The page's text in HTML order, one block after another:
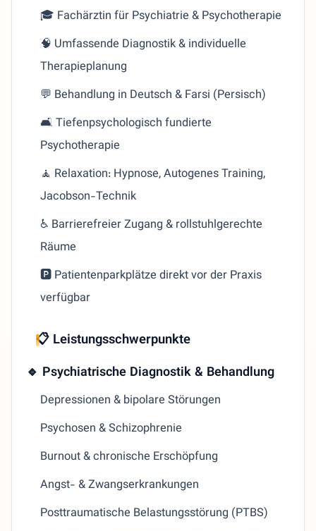
🎓 Fachärztin für Psychiatrie & Psychotherapie
🧠 Umfassende Diagnostik & individuelle
Therapieplanung
💬 Behandlung in Deutsch & Farsi (Persisch)
🛋️ Tiefenpsychologisch fundierte
Psychotherapie
🧘 Relaxation: Hypnose, Autogenes Training,
Jacobson-Technik
♿ Barrierefreier Zugang & rollstuhlgerechte
Räume
🅿️ Patientenparkplätze direkt vor der Praxis
verfügbar
📋 Leistungsschwerpunkte
🔹 Psychiatrische Diagnostik & Behandlung
Depressionen & bipolare Störungen
Psychosen & Schizophrenie
Burnout & chronische Erschöpfung
Angst- & Zwangserkrankungen
Posttraumatische Belastungsstörung (PTBS)